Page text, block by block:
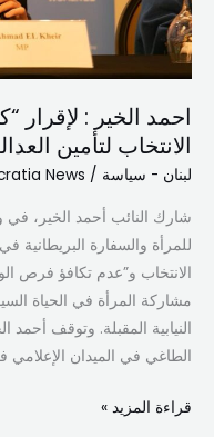
احمد الخير : لإقرار
الانتخاب لتأمين
لبنان - سياسة /
News
شارك النائب أحمد الخير، في
للمرأة والسفارة البريطانية
الانتخاب و”عدم تكافؤ فرص
مشاركة المرأة في الحياة
النيابية المقبلة. وتوقف
الطاغي في الميدان الإعلامي
قانون
الانتخاب
لتأمين
في
ظهور
الإعلامي
قراءة المزيد »